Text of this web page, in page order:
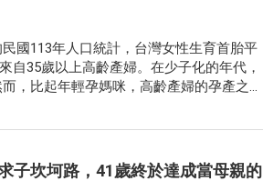
國113年人口統計，台灣女性生育首胎平
自35歲以上高齡產婦。在少子化的年代，
，比起年輕孕媽咪，高齡產婦的孕產之
子坎坷路，41歲終於達成當母親的